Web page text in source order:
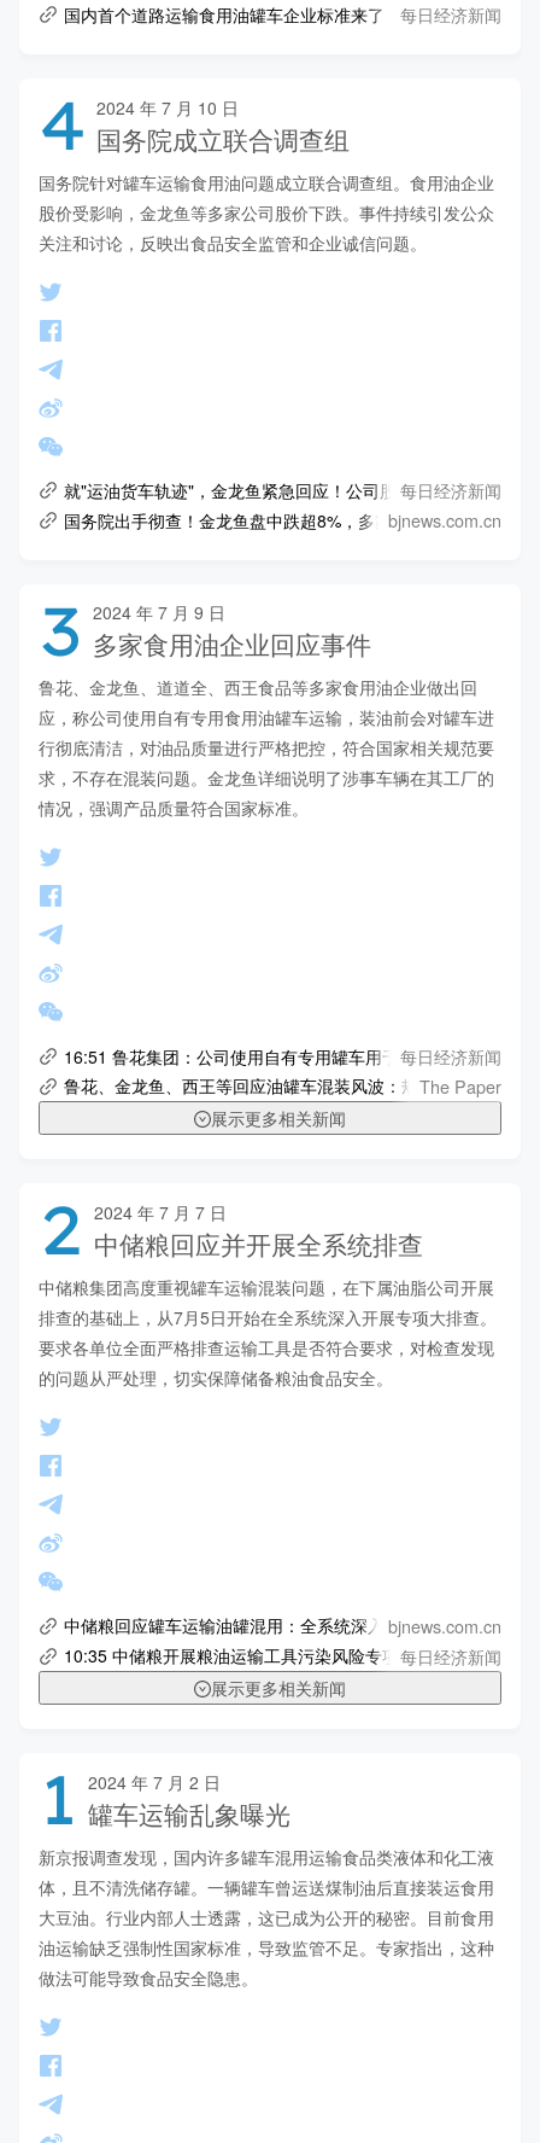
国内首个道路运输食用油罐车企业标准来了！每日经济新闻
4 2024 年 7 月 10 日
国务院成立联合调查组
国务院针对罐车运输食用油问题成立联合调查组。食用油企业
股价受影响，金龙鱼等多家公司股价下跌。事件持续引发公众
关注和讨论，反映出食品安全监管和企业诚信问题。
就"运油货车轨迹"，金龙鱼紧急回应！公司股价盘中一度大跌
每日经济新闻
国务院出手彻查！金龙鱼盘中跌超8%，多家食用油企业发声自
bjnews.com.cn
3 2024 年 7 月 9 日
多家食用油企业回应事件
鲁花、金龙鱼、道道全、西王食品等多家食用油企业做出回
应，称公司使用自有专用食用油罐车运输，装油前会对罐车进
行彻底清洁，对油品质量进行严格把控，符合国家相关规范要
求，不存在混装问题。金龙鱼详细说明了涉事车辆在其工厂的
情况，强调产品质量符合国家标准。
16:51 鲁花集团：公司使用自有专用罐车用于食用油运输业务
每日经济新闻
鲁花、金龙鱼、西王等回应油罐车混装风波：规定必须使用食
The Paper
展示更多相关新闻
2 2024 年 7 月 7 日
中储粮回应并开展全系统排查
中储粮集团高度重视罐车运输混装问题，在下属油脂公司开展
排查的基础上，从7月5日开始在全系统深入开展专项大排查。
要求各单位全面严格排查运输工具是否符合要求，对检查发现
的问题从严处理，切实保障储备粮油食品安全。
中储粮回应罐车运输油罐混用：全系统深入开展专项大排查 --
bjnews.com.cn
10:35 中储粮开展粮油运输工具污染风险专项大排查每日经济新闻
展示更多相关新闻
1 2024 年 7 月 2 日
罐车运输乱象曝光
新京报调查发现，国内许多罐车混用运输食品类液体和化工液
体，且不清洗储存罐。一辆罐车曾运送煤制油后直接装运食用
大豆油。行业内部人士透露，这已成为公开的秘密。目前食用
油运输缺乏强制性国家标准，导致监管不足。专家指出，这种
做法可能导致食品安全隐患。